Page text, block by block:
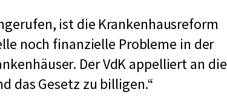
ist die Krankenhausreform
noch finanzielle Probleme in der
Der VdK appelliert an die
das Gesetz zu billigen.